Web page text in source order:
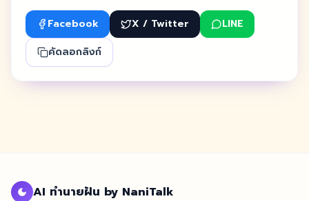
Facebook X / Twitter
LINE
คัดลอกลิงก์
AI ทำนายฝัน by NaniTalk